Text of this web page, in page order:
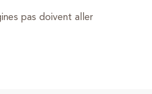
pas doivent aller